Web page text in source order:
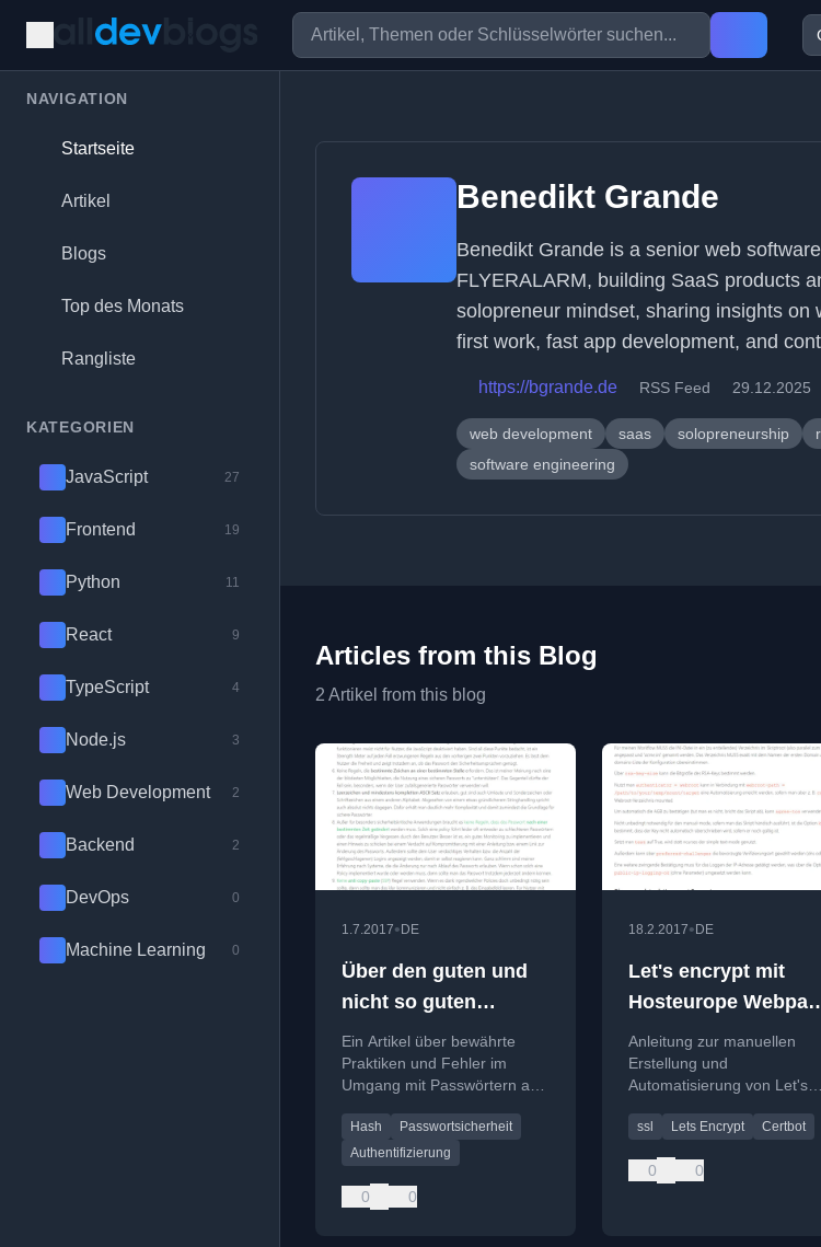
NAVIGATION
Startseite
Artikel
Blogs
Top des Monats
Rangliste
KATEGORIEN
JavaScript 27
Frontend 19
Python 11
React 9
TypeScript 4
Node.js 3
Web Development 2
Backend 2
DevOps 0
Machine Learning 0
Benedikt Grande
Benedikt Grande is a senior web
FLYERALARM, building SaaS products
solopreneur mindset, sharing insights on
first work, fast app development, and
https://bgrande.de RSS Feed 29.12.2025
web development saas solopreneurship
software engineering
Articles from this Blog
2 Artikel from this blog
1.7.2017• DE
Über den guten und
nicht so guten
Umgang mit
Passwörtern
Ein Artikel über bewährte
Praktiken und Fehler im
Umgang mit Passwörtern aus
Anwendersicht.
Hash
Passwortsicherheit
Authentifizierung
0 0
18.2.2017• DE
Let's encrypt mit
Hosteurope
nutzen
Anleitung zur manuellen
Erstellung und
Automatisierung von Let's
Hosteurope Webpack-
ssl Lets Encrypt Certbot
0 0